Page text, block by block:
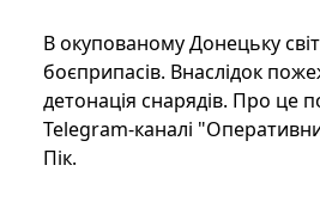
В окупованому Донецьку
боєприпасів. Внаслідок
детонація снарядів. Про це
Telegram-каналі
Пік.